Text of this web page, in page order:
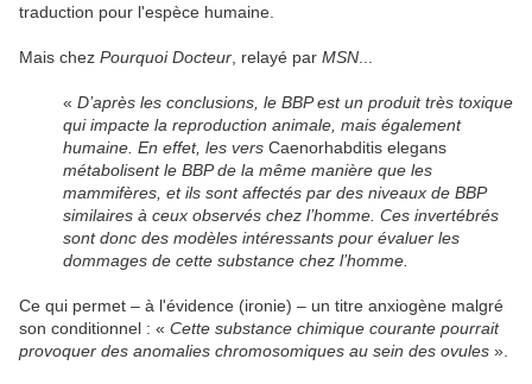
traduction pour l'espèce humaine.
Mais chez Pourquoi Docteur , relayé par MSN
« D’après les conclusions, le BBP est un produit très toxique
qui impacte la reproduction animale, mais également
humaine. En effet, les vers Caenorhabditis elegans
métabolisent le BBP de la même manière que les
mammifères, et ils sont affectés par des niveaux de BBP
similaires à ceux observés chez l’homme. Ces invertébrés
sont donc des modèles intéressants pour évaluer les
dommages de cette substance chez l’homme.
Ce qui permet – à l'évidence (ironie) – un titre anxiogène malgré
son conditionnel : « Cette substance chimique courante pourrait
provoquer des anomalies chromosomiques au sein des ovules ».